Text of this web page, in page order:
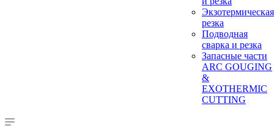
Экзотермическая
резка
Подводная
сварка и резка
Запасные части
ARC GOUGING
&
EXOTHERMIC
CUTTING